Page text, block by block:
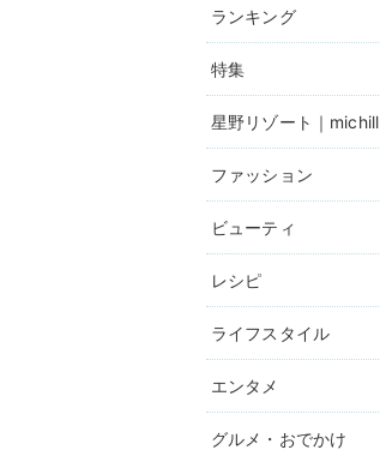
ランキング
特集
星野リゾート｜michill
ファッション
ビューティ
レシピ
ライフスタイル
エンタメ
グルメ・おでかけ